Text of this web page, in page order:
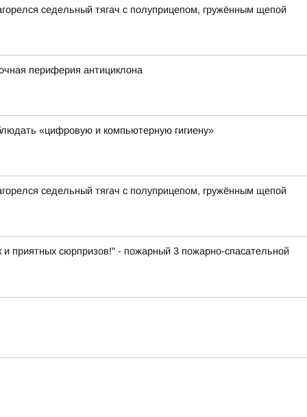
седельный тягач с полуприцепом, гружённым щепой
периферия антициклона
«цифровую и компьютерную гигиену»
седельный тягач с полуприцепом, гружённым щепой
приятных сюрпризов!" - пожарный 3 пожарно-спасательной